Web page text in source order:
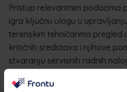
Pristup relevantnim podacima
igra ključnu ulogu u
terenskim tehničarima pregled
kritičnih sredstava i njihove
stvaranju servisnih radnih